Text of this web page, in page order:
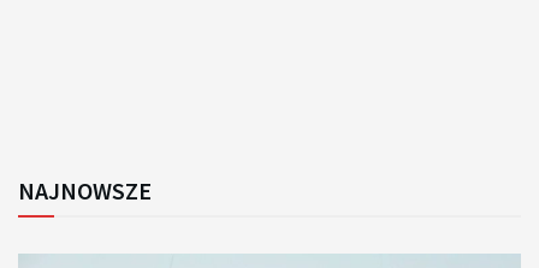
NAJNOWSZE